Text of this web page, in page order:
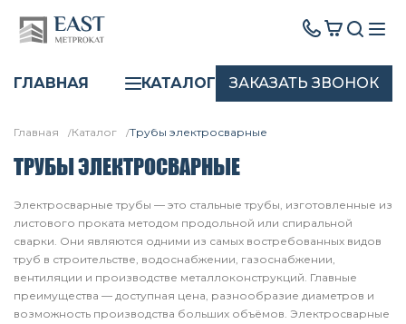
ГЛАВНАЯ КАТАЛОГ ЗАКАЗАТЬ ЗВОНОК
Главная Каталог Трубы электросварные
ТРУБЫ ЭЛЕКТРОСВАРНЫЕ
Электросварные трубы — это стальные трубы, изготовленные из
листового проката методом продольной или спиральной
сварки. Они являются одними из самых востребованных видов
труб в строительстве, водоснабжении, газоснабжении,
вентиляции и производстве металлоконструкций. Главные
преимущества — доступная цена, разнообразие диаметров и
возможность производства больших объёмов. Электросварные